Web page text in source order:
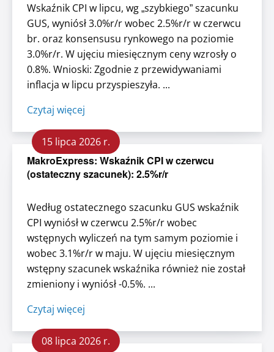
Wskaźnik CPI w lipcu, wg „szybkiego” szacunku
GUS, wyniósł 3.0%r/r wobec 2.5%r/r w czerwcu
br. oraz konsensusu rynkowego na poziomie
3.0%r/r. W ujęciu miesięcznym ceny wzrosły o
0.8%. Wnioski: Zgodnie z przewidywaniami
inflacja w lipcu przyspieszyła. ...
Czytaj więcej
15 lipca 2026 r.
MakroExpress: Wskaźnik CPI w czerwcu
(ostateczny szacunek): 2.5%r/r
Według ostatecznego szacunku GUS wskaźnik
CPI wyniósł w czerwcu 2.5%r/r wobec
wstępnych wyliczeń na tym samym poziomie i
wobec 3.1%r/r w maju. W ujęciu miesięcznym
wstępny szacunek wskaźnika również nie został
zmieniony i wyniósł -0.5%. ...
Czytaj więcej
08 lipca 2026 r.